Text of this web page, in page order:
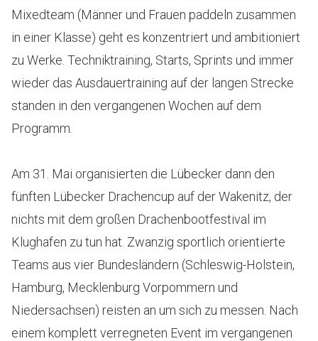
Mixedteam (Männer und Frauen paddeln zusammen
in einer Klasse) geht es konzentriert und ambitioniert
zu Werke. Techniktraining, Starts, Sprints und immer
wieder das Ausdauertraining auf der langen Strecke
standen in den vergangenen Wochen auf dem
Programm.
Am 31. Mai organisierten die Lübecker dann den
fünften Lübecker Drachencup auf der Wakenitz, der
nichts mit dem großen Drachenbootfestival im
Klughafen zu tun hat. Zwanzig sportlich orientierte
Teams aus vier Bundesländern (Schleswig-Holstein,
Hamburg, Mecklenburg Vorpommern und
Niedersachsen) reisten an um sich zu messen. Nach
einem komplett verregneten Event im vergangenen